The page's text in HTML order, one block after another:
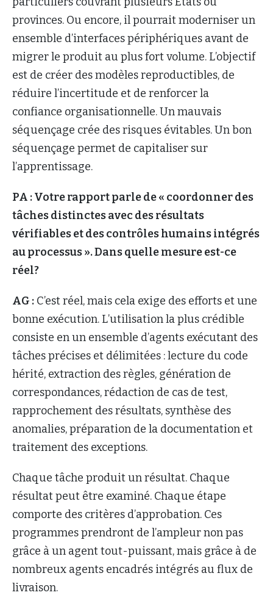
provinces. Ou encore, il pourrait moderniser un
ensemble d’interfaces périphériques avant de
migrer le produit au plus fort volume. L’objectif
est de créer des modèles reproductibles, de
réduire l’incertitude et de renforcer la
confiance organisationnelle. Un mauvais
séquençage crée des risques évitables. Un bon
séquençage permet de capitaliser sur
l’apprentissage.
PA : Votre rapport parle de « coordonner des
tâches distinctes avec des résultats
vérifiables et des contrôles humains intégrés
au processus ». Dans quelle mesure est-ce
réel?
AG : C’est réel, mais cela exige des efforts et une
bonne exécution. L’utilisation la plus crédible
consiste en un ensemble d’agents exécutant des
tâches précises et délimitées : lecture du code
hérité, extraction des règles, génération de
correspondances, rédaction de cas de test,
rapprochement des résultats, synthèse des
anomalies, préparation de la documentation et
traitement des exceptions.
Chaque tâche produit un résultat. Chaque
résultat peut être examiné. Chaque étape
comporte des critères d’approbation. Ces
programmes prendront de l’ampleur non pas
grâce à un agent tout-puissant, mais grâce à de
nombreux agents encadrés intégrés au flux de
livraison.